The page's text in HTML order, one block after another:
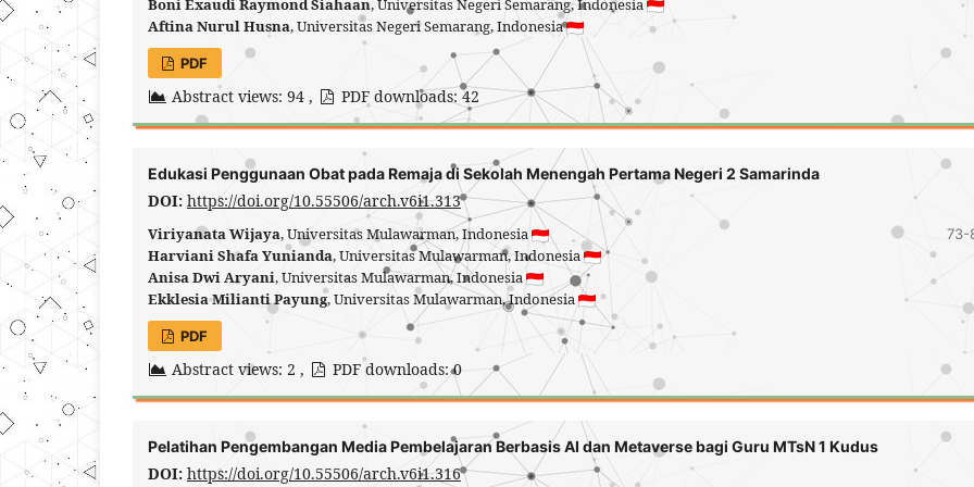
Boni Exaudi Raymond Siahaan, Universitas Negeri Semarang, Indonesia
Aftina Nurul Husna, Universitas Negeri Semarang, Indonesia
PDF
Abstract views: 94 , PDF downloads: 42
Edukasi Penggunaan Obat pada Remaja di Sekolah Menengah Pertama Negeri 2 Samarinda
DOI: https://doi.org/10.55506/arch.v6i1.313
Viriyanata Wijaya, Universitas Mulawarman, Indonesia
Harviani Shafa Yunianda, Universitas Mulawarman, Indonesia
Anisa Dwi Aryani, Universitas Mulawarman, Indonesia
Ekklesia Milianti Payung, Universitas Mulawarman, Indonesia
73-
PDF
Abstract views: 2 , PDF downloads: 0
Pelatihan Pengembangan Media Pembelajaran Berbasis AI dan Metaverse bagi Guru MTsN 1 Kudus
DOI: https://doi.org/10.55506/arch.v6i1.316